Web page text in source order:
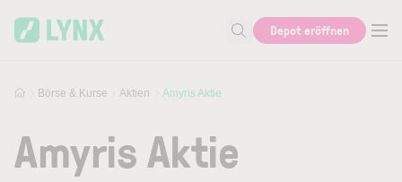
Suche nach Aktie, Autor...
Depot eröffnen
Börse & Kurse Aktien Amyris Aktie
Amyris Aktie